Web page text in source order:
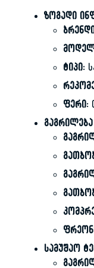
ზოგადი
ტიპი:
ფერი:
სამუშაო